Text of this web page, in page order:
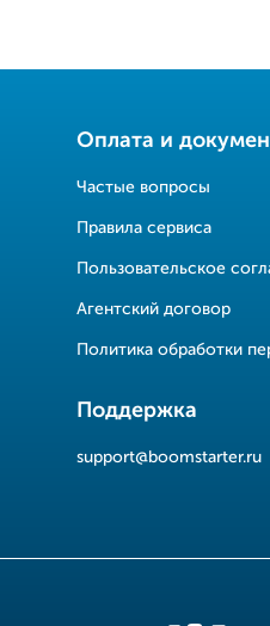
Оплата и
Частые вопросы
Правила сервиса
Пользовательское
Агентский договор
Политика обработки
Поддержка
support@boomstarter.ru